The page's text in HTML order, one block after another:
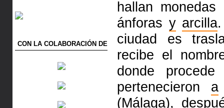
CON LA COLABORACIÓN DE
hallan
ánforas y arcilla
ciudad es
recibe el
donde
pertenecieron a
(Málaga),